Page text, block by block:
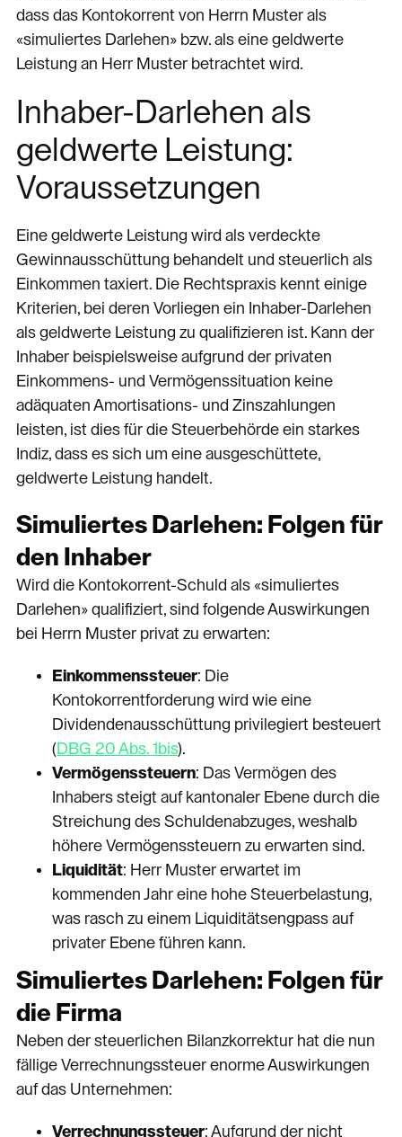
dass das Kontokorrent von Herrn Muster als
«simuliertes Darlehen» bzw. als eine geldwerte
Leistung an Herr Muster betrachtet wird.
Inhaber-Darlehen als
geldwerte Leistung:
Voraussetzungen
Eine geldwerte Leistung wird als verdeckte
Gewinnausschüttung behandelt und steuerlich als
Einkommen taxiert. Die Rechtspraxis kennt einige
Kriterien, bei deren Vorliegen ein Inhaber-Darlehen
als geldwerte Leistung zu qualifizieren ist. Kann der
Inhaber beispielsweise aufgrund der privaten
Einkommens- und Vermögenssituation keine
adäquaten Amortisations- und Zinszahlungen
leisten, ist dies für die Steuerbehörde ein starkes
Indiz, dass es sich um eine ausgeschüttete,
geldwerte Leistung handelt.
Simuliertes Darlehen: Folgen für
den Inhaber
Wird die Kontokorrent-Schuld als «simuliertes
Darlehen» qualifiziert, sind folgende Auswirkungen
bei Herrn Muster privat zu erwarten:
Einkommenssteuer: Die
Kontokorrentforderung wird wie eine
Dividendenausschüttung privilegiert besteuert
( DBG 20 Abs. 1bis).
Vermögenssteuern: Das Vermögen des
Inhabers steigt auf kantonaler Ebene durch die
Streichung des Schuldenabzuges, weshalb
höhere Vermögenssteuern zu erwarten sind.
Liquidität: Herr Muster erwartet im
kommenden Jahr eine hohe Steuerbelastung,
was rasch zu einem Liquiditätsengpass auf
privater Ebene führen kann.
Simuliertes Darlehen: Folgen für
die Firma
Neben der steuerlichen Bilanzkorrektur hat die nun
fällige Verrechnungssteuer enorme Auswirkungen
auf das Unternehmen:
Verrechnungssteuer: Aufgrund der nicht